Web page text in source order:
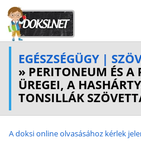
EGÉSZSÉGÜGY |
» PERITONEUM ÉS A
ÜREGEI, A
TONSILLÁK
A doksi online olvasásához kérlek